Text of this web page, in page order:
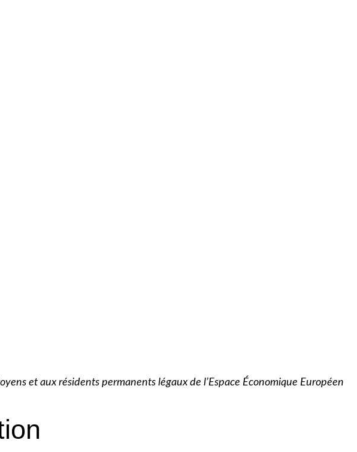
et aux résidents permanents légaux de l’Espace Économique Européen